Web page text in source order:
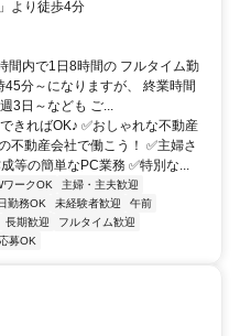
より徒歩4分
間内で1日8時間の フルタイム勤
分～になりますが、 終業時間
3日～なども ご...
きればOK♪ ✅おしゃれな不動産
不動産会社で働こう！ ✅主婦さ
等の簡単なPC業務 ✅特別な...
ワークOK
主婦・主夫歓迎
勤務OK 未経験者歓迎
午前
長期歓迎
フルタイム歓迎
募OK